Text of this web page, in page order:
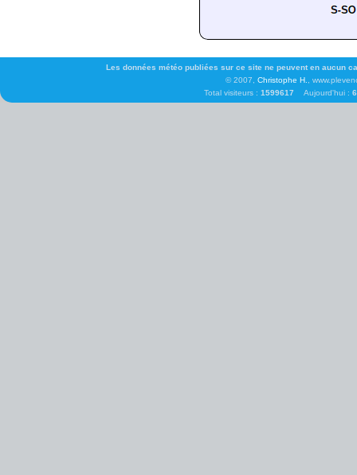
Les données météo publiées sur ce site ne peuvent en aucun
© 2007,Christophe H.,
Total visiteurs : 1599617 Aujourd'hui :